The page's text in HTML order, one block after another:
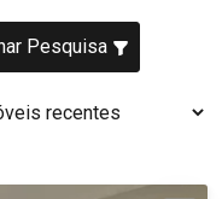
Pesquisa